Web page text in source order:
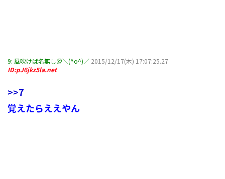
9: 風吹けば名無し＠＼(^o^)／ 2015/12/17(木) 17:07:25.27
ID:pJ6jkz5la.net
>>7
覚えたらええやん